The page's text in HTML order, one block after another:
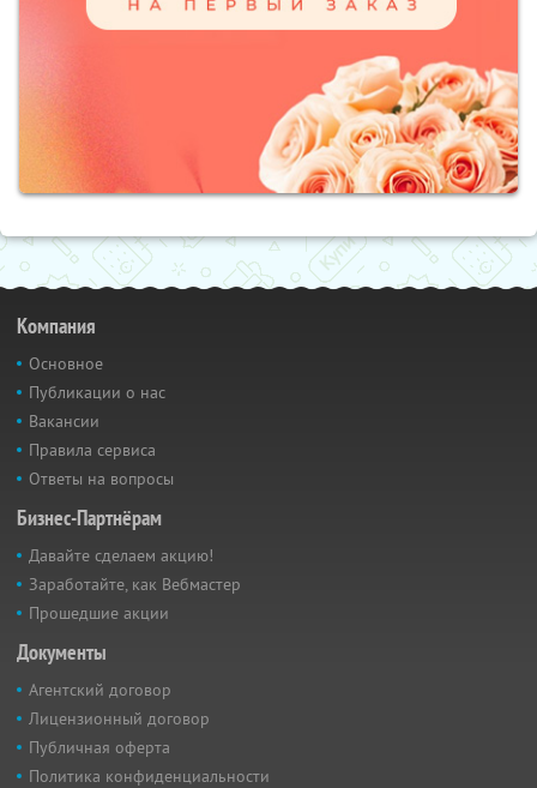
Компания
Основное
Публикации о нас
Вакансии
Правила сервиса
Ответы на вопросы
Бизнес-Партнёрам
Давайте сделаем акцию!
Заработайте, как Вебмастер
Прошедшие акции
Документы
Агентский договор
Лицензионный договор
Публичная оферта
Политика конфиденциальности